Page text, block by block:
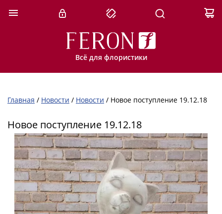
Всё для флористики
Главная / Новости / Новости / Новое поступление 19.12.18
Новое поступление 19.12.18